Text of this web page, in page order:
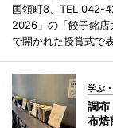
国領町8、TEL 042-
2026」の「餃子銘店
で開かれた授賞式で
学ぶ
調
布焙